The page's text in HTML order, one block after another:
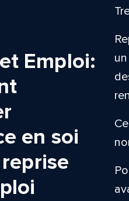
Emploi:
en soi